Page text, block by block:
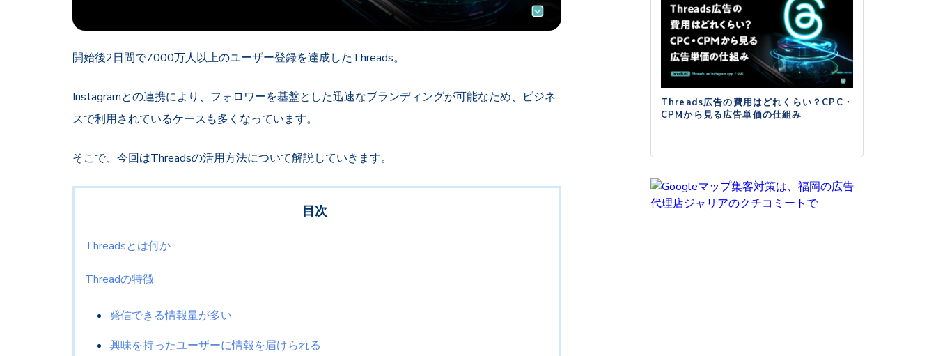
開始後2日間で7000万人以上のユーザー登録を達成したThreads。
Instagramとの連携により、フォロワーを基盤とした迅速なブランディングが可能なため、ビジネ
スで利用されているケースも多くなっています。
そこで、今回はThreadsの活用方法について解説していきます。
目次
Threadsとは何か
Threadの特徴
発信できる情報量が多い
興味を持ったユーザーに情報を届けられる
Threads広告の費用はどれくらい？CPC・
CPMから見る広告単価の仕組み